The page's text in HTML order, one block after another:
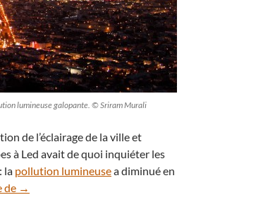
lumineuse galopante. © Sriram Murali
de l’éclairage de la ville et
à Led avait de quoi inquiéter les
la pollution lumineusea diminué en
de Tucson, la ville qui fait baisser la pollution lumineuse
→